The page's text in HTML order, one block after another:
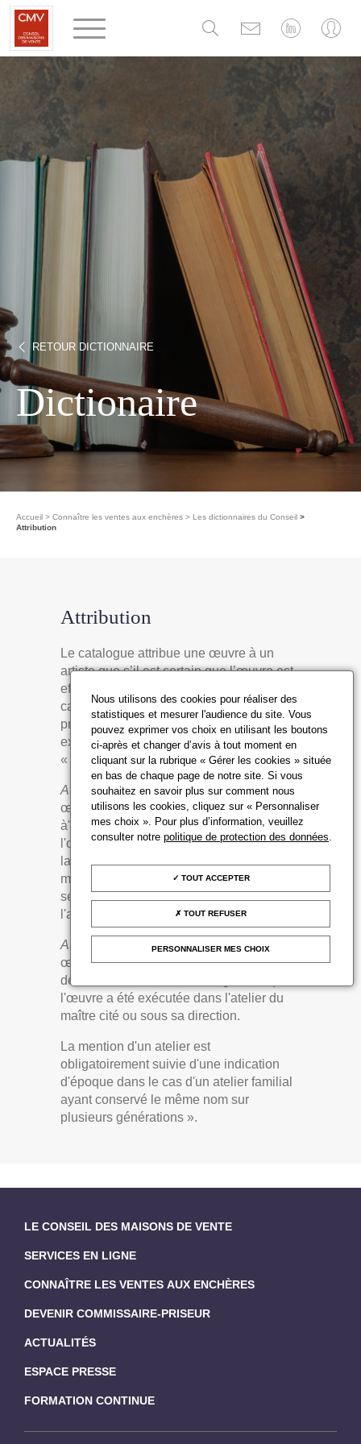
RETOUR DICTIONNAIRE
Dictionaire
Accueil Connaître les ventes aux enchères
Les dictionnaires du Conseil
Attribution
Attribution
Le catalogue attribue une œuvre à un
artiste que s’il est certain que l’œuvre est
effectivement de la main de cet artiste. En
cas de doute, le droit, décret « Marcus »
préconise l’emploi de différentes
expressions précisées dans décret
« Marcus » :
Attribué à: dans la description d’une
œuvre d’art, « l'emploi du terme "attribué
à" suivi d'un nom d'artiste garantit que
l'œuvre ou l'objet a été exécuté pendant
la période de production de l'artiste
mentionné et que des présomptions
sérieuses désignent celui-ci comme
l'auteur vraisemblable ».
Atelier de :
dans la description d’une
œuvre d’art, « l'emploi des termes "atelier
de" suivis d'un nom d'artiste garantit que
l'œuvre a été exécutée dans l'atelier du
maître cité ou sous sa direction.
La mention d'un atelier est
obligatoirement suivie d'une indication
d'époque dans le cas d'un atelier familial
ayant conservé le même nom sur
plusieurs générations ».
LE CONSEIL DES MAISONS DE VENTE
SERVICES EN LIGNE
CONNAÎTRE LES VENTES AUX ENCHÈRES
DEVENIR COMMISSAIRE-PRISEUR
ACTUALITÉS
ESPACE PRESSE
FORMATION CONTINUE
Panneau de gestion des cookies
Nous utilisons des cookies pour réaliser des
statistiques et mesurer l'audience du site. Vous
pouvez exprimer vos choix en utilisant les boutons
ci-après et changer d’avis à tout moment en
cliquant sur la rubrique « Gérer les cookies » située
en bas de chaque page de notre site. Si vous
souhaitez en savoir plus sur comment nous
utilisons les cookies, cliquez sur « Personnaliser
mes choix ». Pour plus d’information, veuillez
consulter notrepolitique de protection des données
TOUT ACCEPTER
TOUT REFUSER
PERSONNALISER MES CHOIX